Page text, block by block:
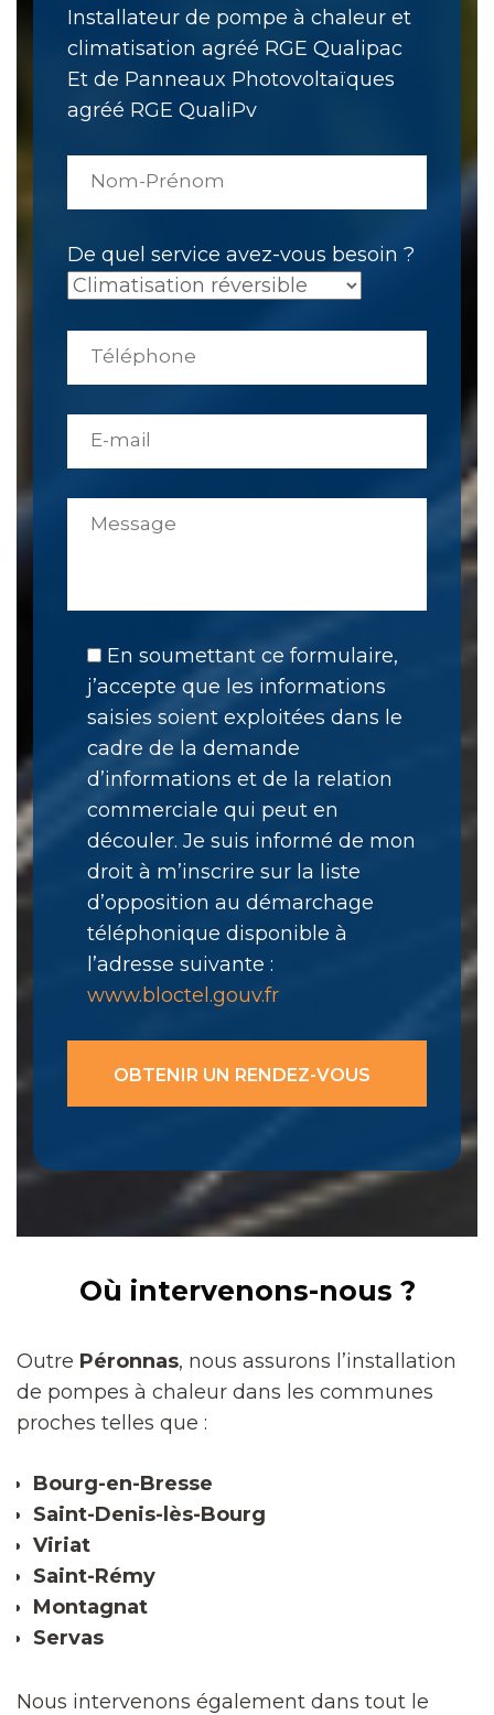
Installateur de pompe à chaleur et
climatisation agréé RGE Qualipac
Et de Panneaux Photovoltaïques
agréé RGE QualiPv
De quel service avez-vous besoin ?
En soumettant ce formulaire,
j’accepte que les informations
saisies soient exploitées dans le
cadre de la demande
d’informations et de la relation
commerciale qui peut en
découler. Je suis informé de mon
droit à m’inscrire sur la liste
d’opposition au démarchage
téléphonique disponible à
l’adresse suivante :
www.bloctel.gouv.fr
Où intervenons-nous ?
Outre Péronnas, nous assurons l’installation
de pompes à chaleur dans les communes
proches telles que :
Bourg-en-Bresse
Saint-Denis-lès-Bourg
Viriat
Saint-Rémy
Montagnat
Servas
Nous intervenons également dans tout le